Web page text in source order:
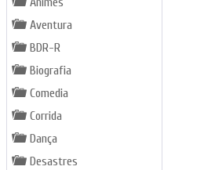
Aventura
BDR-R
Biografia
Comedia
Corrida
Dança
Desastres